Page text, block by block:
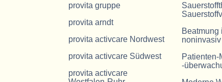
provita gruppe
provita arndt
provita activcare Nordwest
provita activcare Südwest
provita activcare
Beatmung
noninvasiv
Patienten-
-